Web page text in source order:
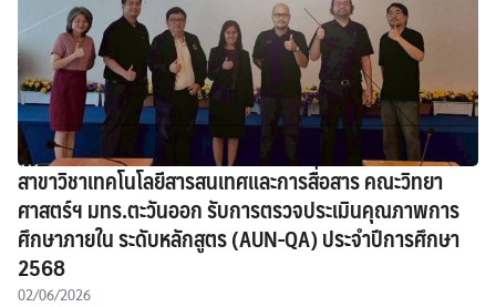
สาขาวิชาเทคโนโลยีสารสนเทศและการสื่อสาร คณะวิทยา
ศาสตร์ฯ มทร.ตะวันออก รับการตรวจประเมินคุณภาพการ
ศึกษาภายใน ระดับหลักสูตร (AUN-QA) ประจำปีการศึกษา
2568
02/06/2026